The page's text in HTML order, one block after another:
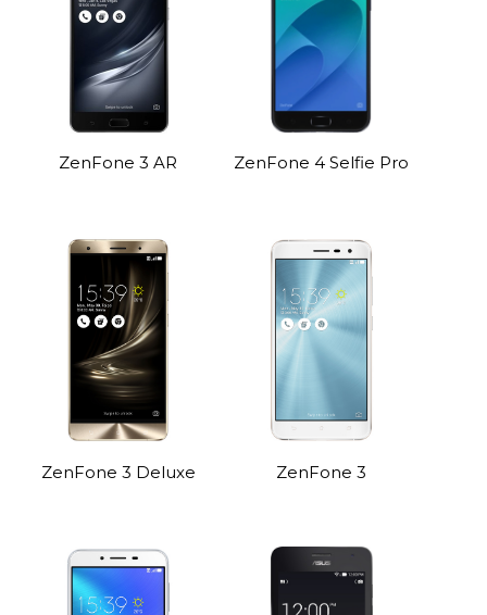
ZenFone 3 AR ZenFone 4 Selfie Pro
ZenFone 3 Deluxe ZenFone 3